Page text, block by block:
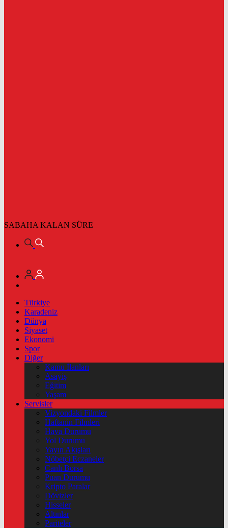
SABAHA KALAN SÜRE
Türkiye
Karadeniz
Dünya
Siyaset
Ekonomi
Spor
Diğer
Kamu İlanları
Asayiş
Eğitim
Yaşam
Servisler
Vizyondaki Filmler
Haftanin Filmleri
Hava Durumu
Yol Durumu
Yayın Akışları
Nöbetçi Eczaneler
Canlı Borsa
Puan Durumu
Kripto Paralar
Dövizler
Hisseler
Altınlar
Pariteler